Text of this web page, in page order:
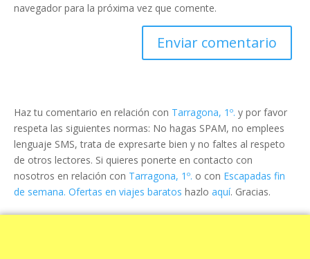
navegador para la próxima vez que comente.
Haz tu comentario en relación con Tarragona, 1º. y por favor
respeta las siguientes normas: No hagas SPAM, no emplees
lenguaje SMS, trata de expresarte bien y no faltes al respeto
de otros lectores. Si quieres ponerte en contacto con
nosotros en relación con Tarragona, 1º. o con Escapadas fin
de semana. Ofertas en viajes baratos hazlo aquí. Gracias.